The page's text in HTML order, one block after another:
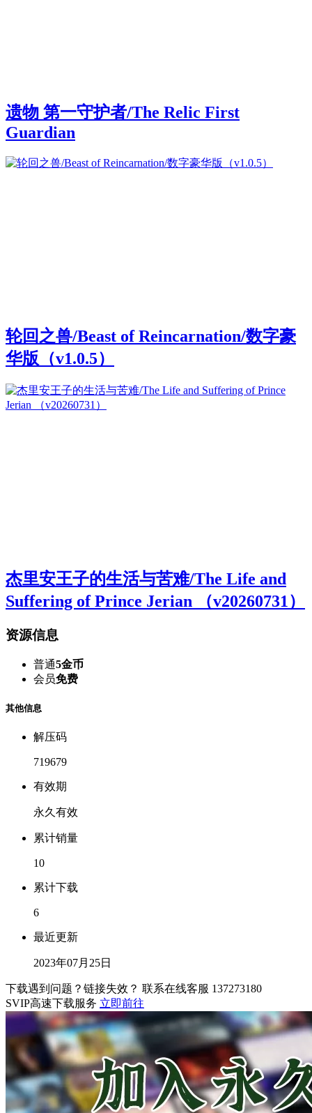
遗物 第一守护者/The Relic First
Guardian
轮回之兽/Beast of Reincarnation/数字豪
华版（v1.0.5）
杰里安王子的生活与苦难/The Life and
Suffering of Prince Jerian （v20260731）
资源信息
普通5金币
会员免费
其他信息
解压码
719679
有效期
永久有效
累计销量
10
累计下载
6
最近更新
2023年07月25日
下载遇到问题？链接失效？ 联系在线客服 137273180
SVIP高速下载服务 立即前往